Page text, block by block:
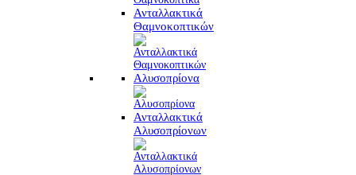
Ανταλλακτικά
Θαμνοκοπτικών
Αλυσοπρίονα
Ανταλλακτικά
Αλυσοπρίονων